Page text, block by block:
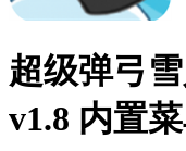
超级弹弓
v1.8 内置